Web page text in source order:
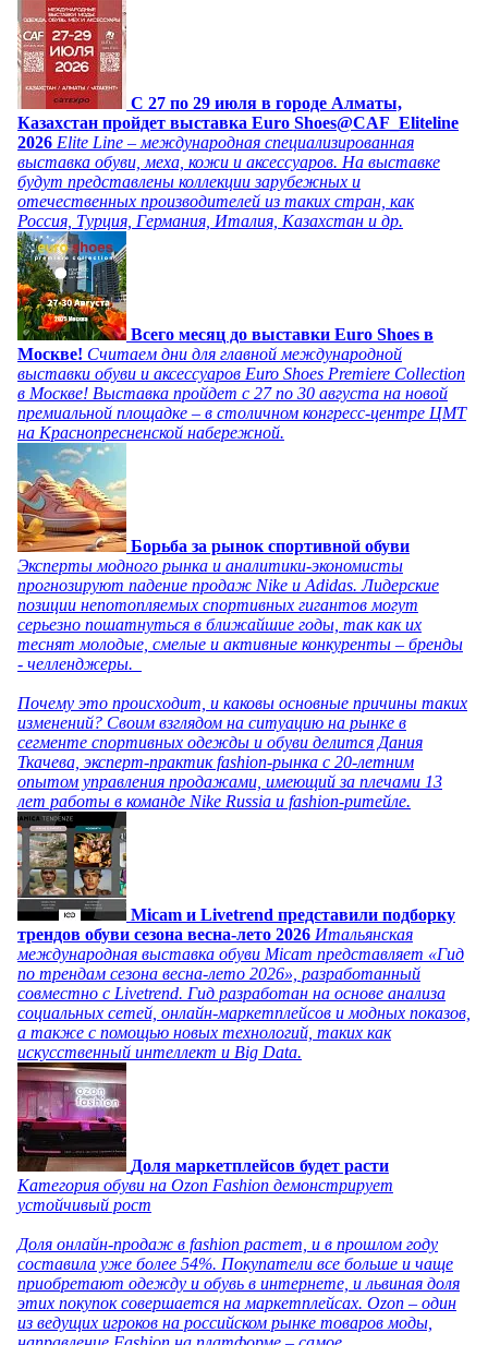
C 27 по 29 июля в городе Алматы,
Казахстан пройдет выставка Euro Shoes@CAF_Eliteline
2026 Elite Line – международная специализированная
выставка обуви, меха, кожи и аксессуаров. На выставке
будут представлены коллекции зарубежных и
отечественных производителей из таких стран, как
Россия, Турция, Германия, Италия, Казахстан и др.
Всего месяц до выставки Euro Shoes в
Москве! Считаем дни для главной международной
выставки обуви и аксессуаров Euro Shoes Premiere Collection
в Москве! Выставка пройдет с 27 по 30 августа на новой
премиальной площадке – в столичном конгресс-центре ЦМТ
на Краснопресненской набережной.
Борьба за рынок спортивной обуви
Эксперты модного рынка и аналитики-экономисты
прогнозируют падение продаж Nike и Adidas. Лидерские
позиции непотопляемых спортивных гигантов могут
серьезно пошатнуться в ближайшие годы, так как их
теснят молодые, смелые и активные конкуренты – бренды
- челленджеры.
Почему это происходит, и каковы основные причины таких
изменений? Своим взглядом на ситуацию на рынке в
сегменте спортивных одежды и обуви делится Дания
Ткачева, эксперт-практик fashion-рынка с 20-летним
опытом управления продажами, имеющий за плечами 13
лет работы в команде Nike Russia и fashion-ритейле.
Micam и Livetrend представили подборку
трендов обуви сезона весна-лето 2026 Итальянская
международная выставка обуви Micam представляет «Гид
по трендам сезона весна-лето 2026», разработанный
совместно с Livetrend. Гид разработан на основе анализа
социальных сетей, онлайн-маркетплейсов и модных показов,
а также с помощью новых технологий, таких как
искусственный интеллект и Big Data.
Доля маркетплейсов будет расти
Категория обуви на Ozon Fashion демонстрирует
устойчивый рост
Доля онлайн-продаж в fashion растет, и в прошлом году
составила уже более 54%. Покупатели все больше и чаще
приобретают одежду и обувь в интернете, и львиная доля
этих покупок совершается на маркетплейсах. Ozon – один
из ведущих игроков на российском рынке товаров моды,